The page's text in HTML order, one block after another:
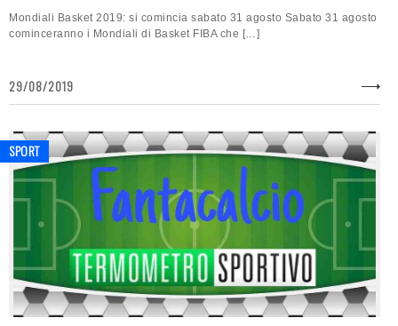
Mondiali Basket 2019: si comincia sabato 31 agosto Sabato 31 agosto
cominceranno i Mondiali di Basket FIBA che […]
29/08/2019
SPORT